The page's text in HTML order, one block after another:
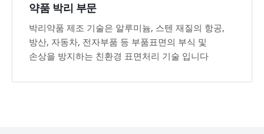
약품 박리 부문
박리약품 제조 기술은 알루미늄, 스텐 재질의 항공,
방산, 자동차, 전자부품 등 부품표면의 부식 및
손상을 방지하는 친환경 표면처리 기술 입니다